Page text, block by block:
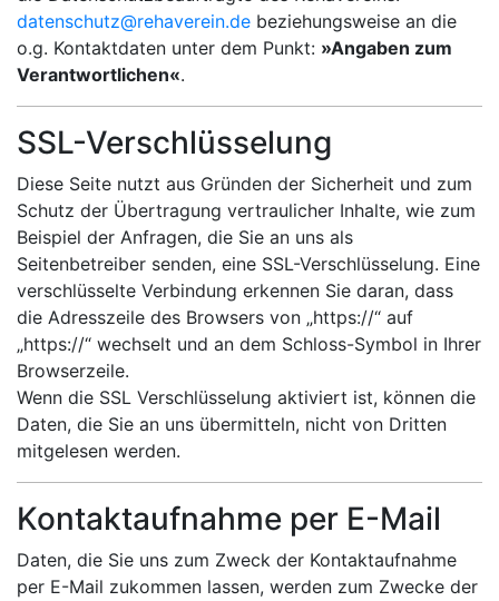
datenschutz@rehaverein.de beziehungsweise an die
o.g. Kontaktdaten unter dem Punkt: »Angaben zum
Verantwortlichen«.
SSL-Verschlüsselung
Diese Seite nutzt aus Gründen der Sicherheit und zum
Schutz der Übertragung vertraulicher Inhalte, wie zum
Beispiel der Anfragen, die Sie an uns als
Seitenbetreiber senden, eine SSL-Verschlüsselung. Eine
verschlüsselte Verbindung erkennen Sie daran, dass
die Adresszeile des Browsers von „https://“ auf
„https://“ wechselt und an dem Schloss-Symbol in Ihrer
Browserzeile.
Wenn die SSL Verschlüsselung aktiviert ist, können die
Daten, die Sie an uns übermitteln, nicht von Dritten
mitgelesen werden.
Kontaktaufnahme per E-Mail
Daten, die Sie uns zum Zweck der Kontaktaufnahme
per E-Mail zukommen lassen, werden zum Zwecke der